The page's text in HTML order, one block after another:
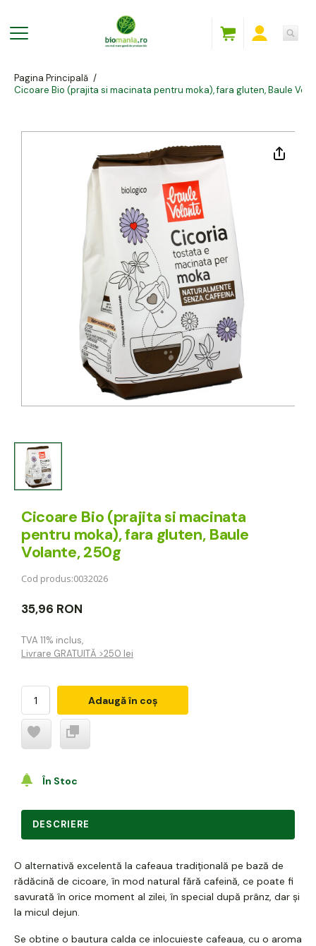
Pagina Principală /
Cicoare Bio (prajita si macinata pentru moka), fara gluten, Baule
Cicoare Bio (prajita si macinata
pentru moka), fara gluten, Baule
Volante, 250g
Cod produs:0032026
35,96 RON
TVA 11% inclus,
Livrare GRATUITĂ >250 lei
Adaugă în coș
În Stoc
DESCRIERE
O alternativă excelentă la cafeaua tradițională pe bază de
rădăcină de cicoare, în mod natural fără cafeină, ce poate fi
savurată în orice moment al zilei, în special după prânz, dar și
la micul dejun.
Se obtine o bautura calda ce inlocuieste cafeaua, cu o aroma